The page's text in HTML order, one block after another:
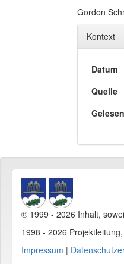
Gordon
Kontext
Datum
Quelle
Gelesen
© 1999 - 2026 Inhalt,
1998 - 2026
Impressum |